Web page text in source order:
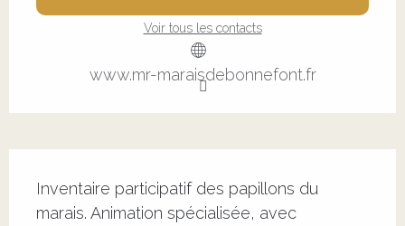
Voir tous les contacts
www.mr-maraisdebonnefont.fr
Inventaire participatif des papillons du
marais. Animation spécialisée, avec